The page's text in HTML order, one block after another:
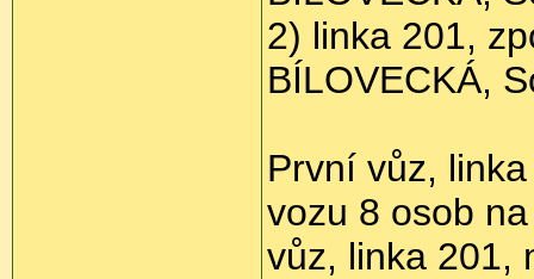
2) linka 201,
BÍLOVECKÁ,
První vůz,
vozu 8 osob
vůz, linka 201,